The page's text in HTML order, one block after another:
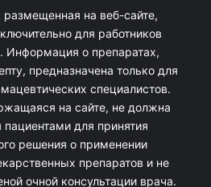
на веб-сайте,
для работников
Информация о препаратах,
предназначена только для
специалистов.
на сайте, не должна
пациентами для принятия
решения о применении
препаратов и не
очной консультации врача.